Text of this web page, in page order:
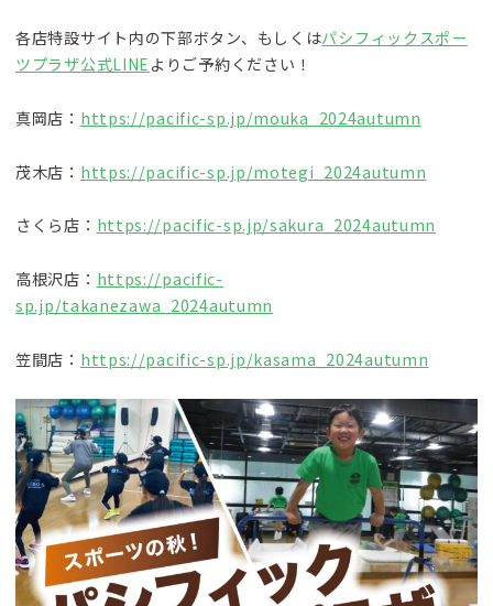
各店特設サイト内の下部ボタン、もしくはパシフィックスポー
ツプラザ公式LINE よりご予約ください！
真岡店： https://pacific-sp.jp/mouka_2024autumn
茂木店： https://pacific-sp.jp/motegi_2024autumn
さくら店： https://pacific-sp.jp/sakura_2024autumn
高根沢店： https://pacific-
sp.jp/takanezawa_2024autumn
笠間店： https://pacific-sp.jp/kasama_2024autumn